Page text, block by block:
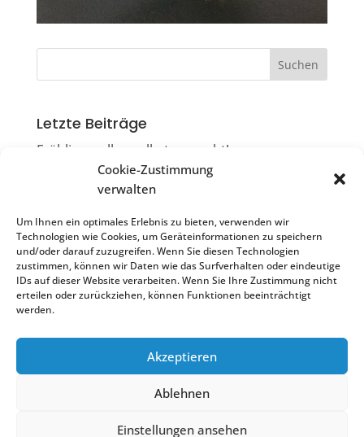
Cookie-Zustimmung
verwalten
Um Ihnen ein optimales Erlebnis zu bieten, verwenden wir
Technologien wie Cookies, um Geräteinformationen zu speichern
und/oder darauf zuzugreifen. Wenn Sie diesen Technologien
zustimmen, können wir Daten wie das Surfverhalten oder eindeutige
IDs auf dieser Website verarbeiten. Wenn Sie Ihre Zustimmung nicht
erteilen oder zurückziehen, können Funktionen beeinträchtigt
werden.
Akzeptieren
Ablehnen
Einstellungen ansehen
Letzte Beiträge
Frühlingsrollen selbst gemacht!
Die Ruiter Flimmerkiste
Sonntagscafé
Impulsvortrag „Resilienz stärken“
Treffpunkt Ostfildern Ruit | 2022
Scharnhauser Str. 25